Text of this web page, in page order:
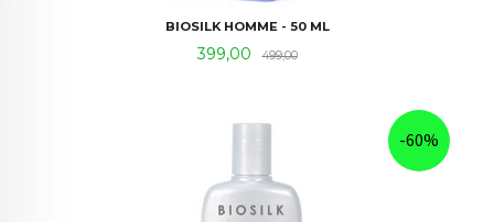
BIOSILK HOMME - 50 ML
Tilbud
399,00 499,00Rabatt
-60%